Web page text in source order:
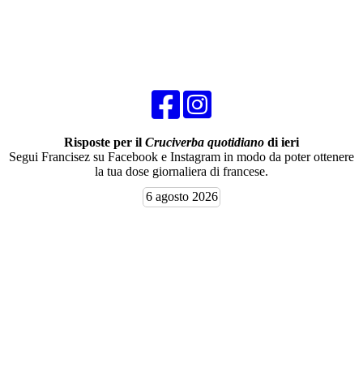
Risposte per il Cruciverba quotidiano di ieri
Segui Francisez su Facebook e Instagram in modo da poter ottenere
la tua dose giornaliera di francese.
6 agosto 2026